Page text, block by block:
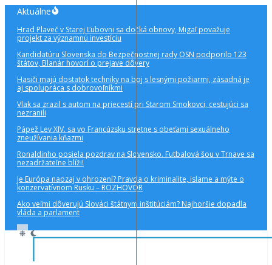
Preskočiť
obsah
Aktuálne
Hrad Plaveč v Starej Ľubovni sa dočká obnovy, Migaľ považuje
projekt za významnú investíciu
Kandidatúru Slovenska do Bezpečnostnej rady OSN podporilo 123
štátov, Blanár hovorí o prejave dôvery
Hasiči majú dostatok techniky na boj s lesnými požiarmi, zásadná je
aj spolupráca s dobrovoľníkmi
Vlak sa zrazil s autom na priecestí pri Starom Smokovci, cestujúci sa
nezranili
Pápež Lev XIV. sa vo Francúzsku stretne s obeťami sexuálneho
zneužívania kňazmi
Ronaldinho posiela pozdrav na Slovensko. Futbalová šou v Trnave sa
nezadržateľne blíži!
Je Európa naozaj v ohrození? Pravda o kriminalite, islame a mýte o
konzervatívnom Rusku – ROZHOVOR
Ako veľmi dôverujú Slováci štátnym inštitúciám? Najhoršie dopadla
vláda a parlament